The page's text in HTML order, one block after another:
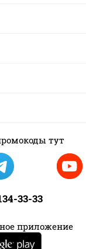
тут
33-33
приложение